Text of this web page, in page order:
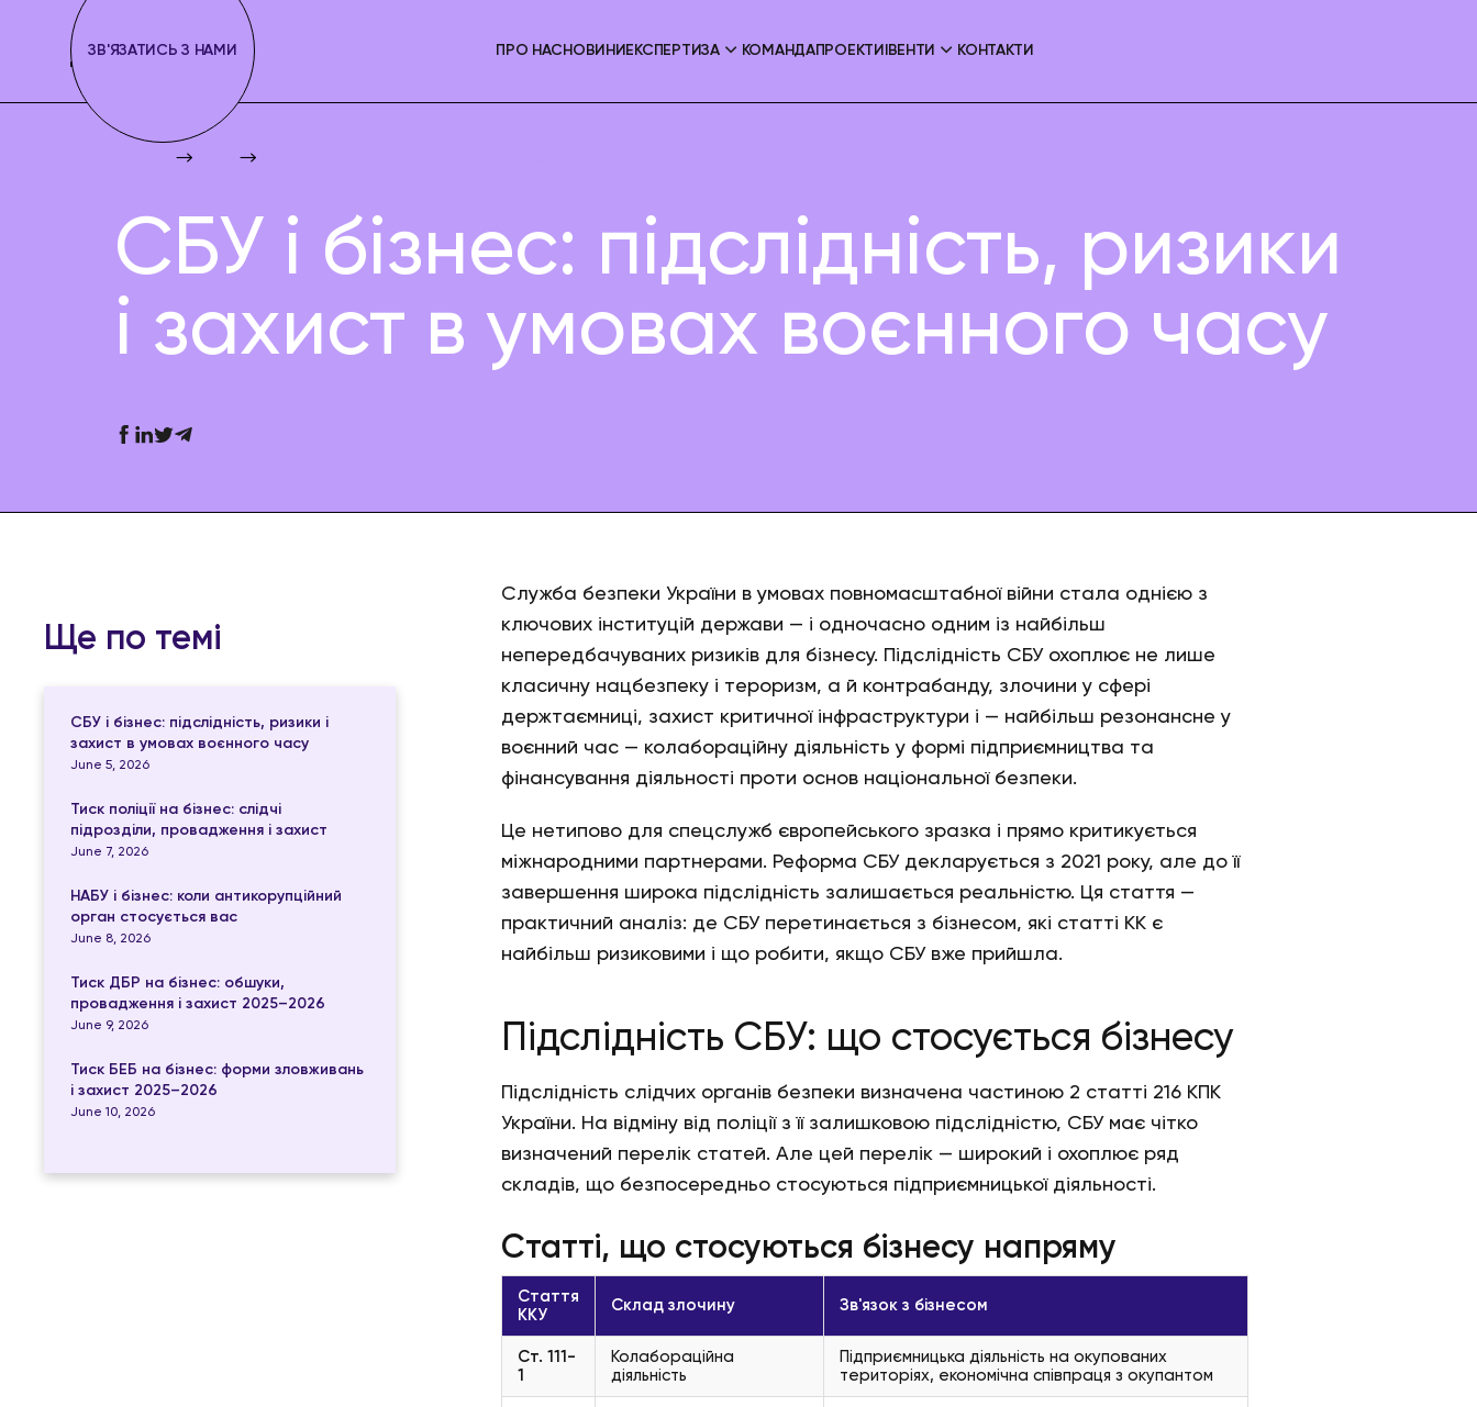
ПРО НАС НОВИНИ ЕКСПЕРТИЗА КОМАНДАПРОЕКТИ ІВЕНТИ КОНТАКТИ
ЗВ'ЯЗАТИСЬ З НАМИ
СБУ і бізнес: підслідність, ризики
і захист в умовах воєнного часу
Ще по темі
СБУ і бізнес: підслідність, ризики і
захист в умовах воєнного часу
June 5, 2026
Тиск поліції на бізнес: слідчі
підрозділи, провадження і захист
June 7, 2026
НАБУ і бізнес: коли антикорупційний
орган стосується вас
June 8, 2026
Тиск ДБР на бізнес: обшуки,
провадження і захист 2025–2026
June 9, 2026
Тиск БЕБ на бізнес: форми зловживань
і захист 2025–2026
June 10, 2026
Служба безпеки України в умовах повномасштабної війни стала однією з
ключових інституцій держави — і одночасно одним із найбільш
непередбачуваних ризиків для бізнесу. Підслідність СБУ охоплює не лише
класичну нацбезпеку і тероризм, а й контрабанду, злочини у сфері
держтаємниці, захист критичної інфраструктури і — найбільш резонансне у
воєнний час — колабораційну діяльність у формі підприємництва та
фінансування діяльності проти основ національної безпеки.
Це нетипово для спецслужб європейського зразка і прямо критикується
міжнародними партнерами. Реформа СБУ декларується з 2021 року, але до її
завершення широка підслідність залишається реальністю. Ця стаття —
практичний аналіз: де СБУ перетинається з бізнесом, які статті КК є
найбільш ризиковими і що робити, якщо СБУ вже прийшла.
Підслідність СБУ: що стосується бізнесу
Підслідність слідчих органів безпеки визначена частиною 2 статті 216 КПК
України. На відміну від поліції з її залишковою підслідністю, СБУ має чітко
визначений перелік статей. Але цей перелік — широкий і охоплює ряд
складів, що безпосередньо стосуються підприємницької діяльності.
Статті, що стосуються бізнесу напряму
Стаття
ККУ
Склад злочину Зв'язок з бізнесом
Ст. 111-
1
Колабораційна
діяльність
Підприємницька діяльність на окупованих
територіях, економічна співпраця з окупантом